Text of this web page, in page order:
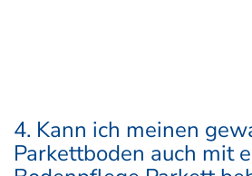
4. Kann ich meinen
Parkettboden auch mit